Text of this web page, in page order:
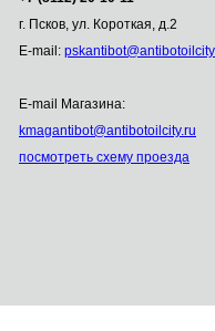
г. Псков, ул. Короткая, д.2
E-mail: pskantibot@antibot
E-mail Магазина:
kmagantibot@antibotoilcity.ru
посмотреть схему проезда